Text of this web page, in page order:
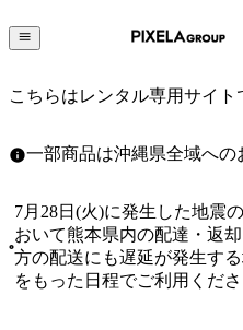
こちらはレンタル専用サイト
一部商品は沖縄県全域へ
7月28日(火)に発生した地震
おいて熊本県内の配達・返
方の配送にも遅延が発生す
をもった日程でご利用くださ